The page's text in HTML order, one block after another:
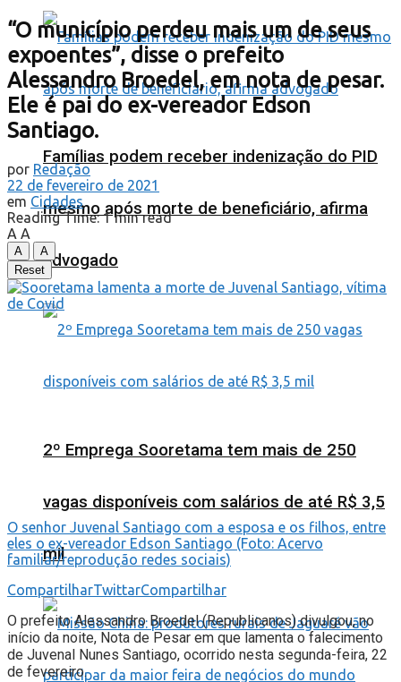
Famílias podem receber indenização do PID
mesmo após morte de beneficiário, afirma
advogado
2º Emprega Sooretama tem mais de 250
vagas disponíveis com salários de até R$ 3,5
mil
“O município perdeu mais um de seus
expoentes”, disse o prefeito
Alessandro Broedel, em nota de pesar.
Ele é pai do ex-vereador Edson
Santiago.
por Redação
22 de fevereiro de 2021
em Cidades
Reading Time: 1 min read
A A
A
A
Reset
O senhor Juvenal Santiago com a esposa e os filhos, entre
eles o ex-vereador Edson Santiago (Foto: Acervo
familiar/reprodução redes sociais)
CompartilharTwittarCompartilhar
O prefeito Alessandro Broedel (Republicanos) divulgou, no
início da noite, Nota de Pesar em que lamenta o falecimento
de Juvenal Nunes Santiago, ocorrido nesta segunda-feira, 22
de fevereiro.